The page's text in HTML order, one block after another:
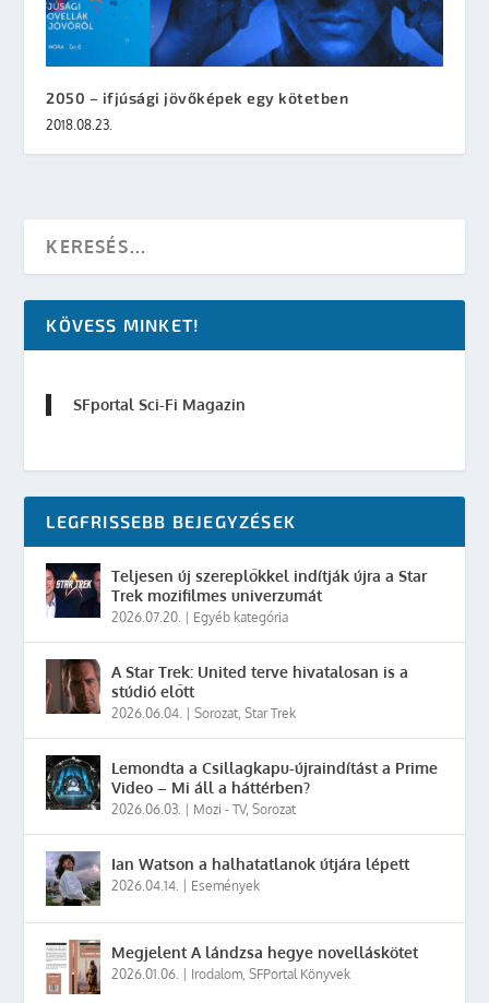
2050 – ifjúsági jövőképek egy kötetben
2018.08.23.
KÖVESS MINKET!
SFportal Sci-Fi Magazin
LEGFRISSEBB BEJEGYZÉSEK
Teljesen új szereplőkkel indítják újra a Star
Trek mozifilmes univerzumát
2026.07.20. Egyéb kategória
A Star Trek: United terve hivatalosan is a
stúdió előtt
2026.06.04. |Sorozat,Star Trek
Lemondta a Csillagkapu-újraindítást a Prime
Video – Mi áll a háttérben?
2026.06.03. Mozi - TV,Sorozat
Ian Watson a halhatatlanok útjára lépett
2026.04.14. Események
Megjelent A lándzsa hegye novelláskötet
2026.01.06. Irodalom,SFPortal Könyvek